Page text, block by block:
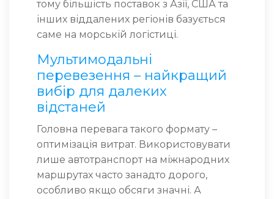
тому більшість поставок з Азії, США та
інших віддалених регіонів базується
саме на морській логістиці.
Мультимодальні
перевезення – найкращий
вибір для далеких
відстаней
Головна перевага такого формату –
оптимізація витрат. Використовувати
лише автотранспорт на міжнародних
маршрутах часто занадто дорого,
особливо якщо обсяги значні. А